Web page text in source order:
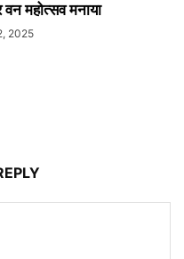
वन महोत्सव मनाया
2025